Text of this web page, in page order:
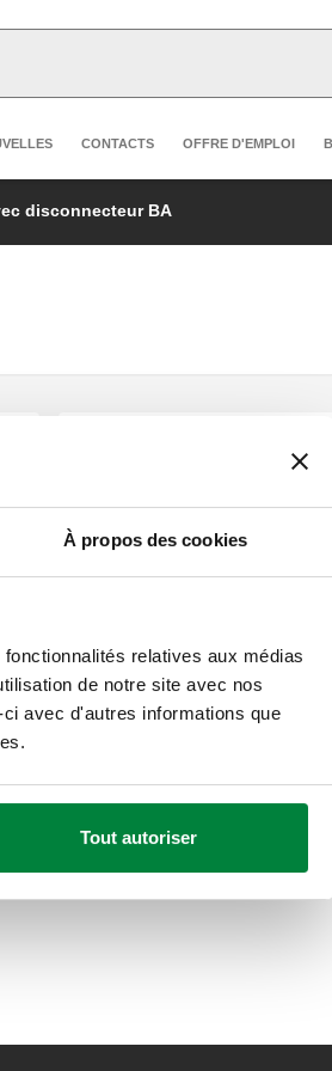
À propos des cookies
relatives aux médias
de notre site avec nos
avec d'autres informations que
Tout autoriser
secondary
CONTACTS OFFRE D'EMPLOI
disconnecteur BA
Groupe de
disconnecteur